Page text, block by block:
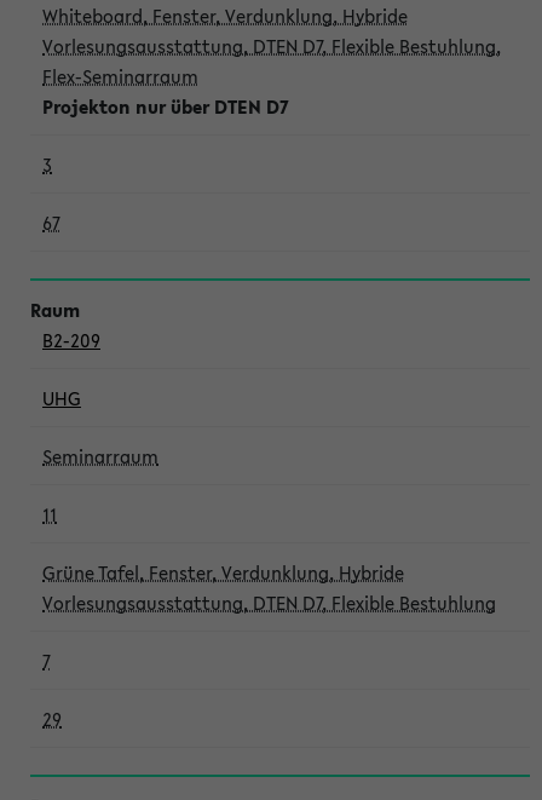
Whiteboard, Fenster, Verdunklung, Hybride
Vorlesungsausstattung, DTEN D7, Flexible Bestuhlung,
Flex-Seminarraum
Projekton nur über DTEN D7
3
67
B2-209
UHG
Seminarraum
11
Grüne Tafel, Fenster, Verdunklung, Hybride
Vorlesungsausstattung, DTEN D7, Flexible Bestuhlung
7
29